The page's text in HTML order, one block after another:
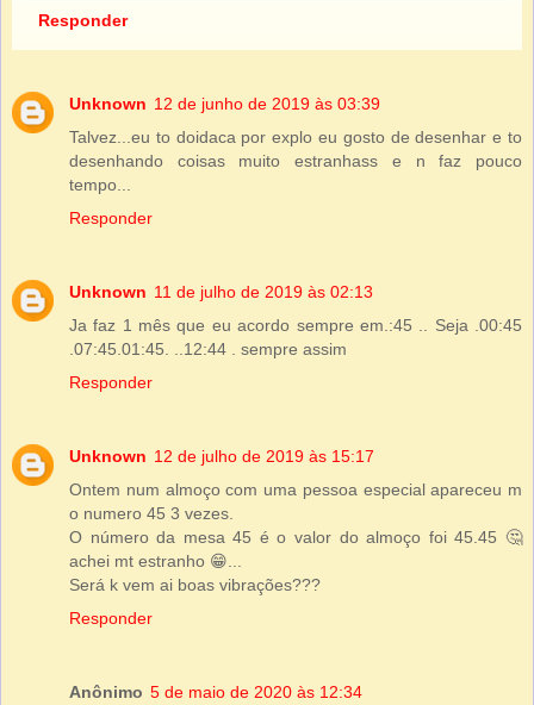
Responder
Unknown 12 de junho de 2019 às 03:39
Talvez...eu to doidaca por explo eu gosto de desenhar e to
desenhando coisas muito estranhass e n faz pouco
tempo...
Responder
Unknown 11 de julho de 2019 às 02:13
Ja faz 1 mês que eu acordo sempre em.:45 .. Seja .00:45
.07:45.01:45. ..12:44 . sempre assim
Responder
Unknown 12 de julho de 2019 às 15:17
Ontem num almoço com uma pessoa especial apareceu m
o numero 45 3 vezes.
O número da mesa 45 é o valor do almoço foi 45.45 🤔
achei mt estranho 😁...
Será k vem ai boas vibrações???
Responder
Anônimo 5 de maio de 2020 às 12:34